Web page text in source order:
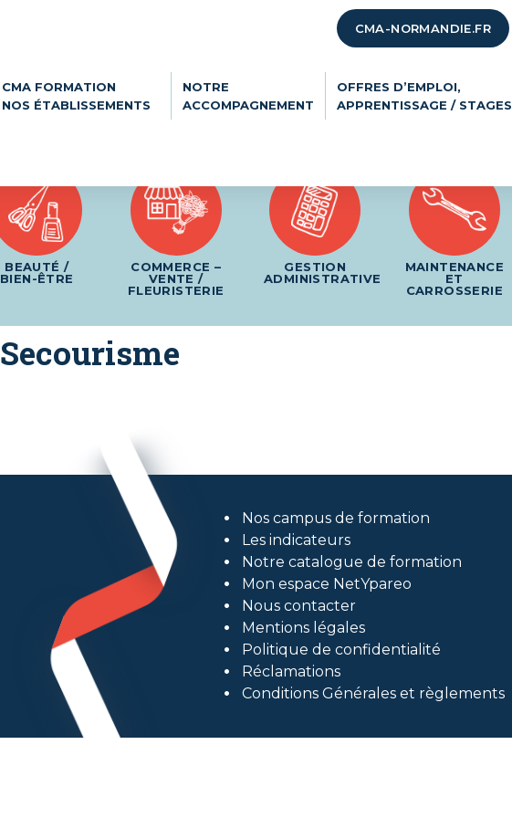
CMA-NORMANDIE.FR
CMA FORMATION
NOS ÉTABLISSEMENTS
NOTRE
ACCOMPAGNEMENT
OFFRES D’EMPLOI,
APPRENTISSAGE / STAGES
BEAUTÉ /
BIEN-ÊTRE
COMMERCE –
VENTE /
FLEURISTERIE
GESTION
ADMINISTRATIVE
MAINTENANCE
ET
CARROSSERIE
Secourisme
Nos campus de formation
Les indicateurs
Notre catalogue de formation
Mon espace NetYpareo
Nous contacter
Mentions légales
Politique de confidentialité
Réclamations
Conditions Générales et règlements